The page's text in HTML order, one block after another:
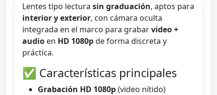
Lentes tipo lectura sin graduación, aptos para
interior y exterior, con cámara oculta
integrada en el marco para grabarvideo +
audio en HD 1080pde forma discreta y
práctica.
✅ Características principales
Grabación HD 1080p(video nítido)